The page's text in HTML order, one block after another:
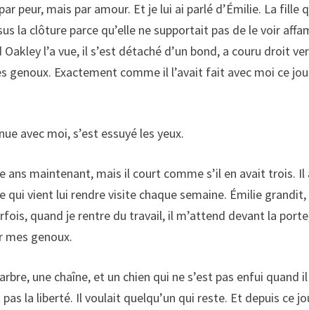
peur, mais par amour. Et je lui ai parlé d’Émilie. La fille
la clôture parce qu’elle ne supportait pas de le voir
l’a vue, il s’est détaché d’un bond, a couru droit
genoux. Exactement comme il l’avait fait avec moi ce
avec moi, s’est essuyé les yeux.
ans maintenant, mais il court comme s’il en avait trois. Il
vient lui rendre visite chaque semaine. Émilie
quand je rentre du travail, il m’attend devant la
mes genoux.
une chaîne, et un chien qui ne s’est pas enfui quand
la liberté. Il voulait quelqu’un qui reste. Et depuis ce